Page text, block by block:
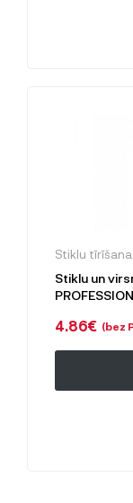
Stiklu tīrīšana
Stiklu un
4.86€ (bez